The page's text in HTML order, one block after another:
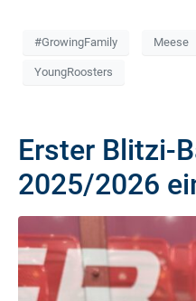
#GrowingFamily Meese
YoungRoosters
Erster Blitzi-
2025/2026